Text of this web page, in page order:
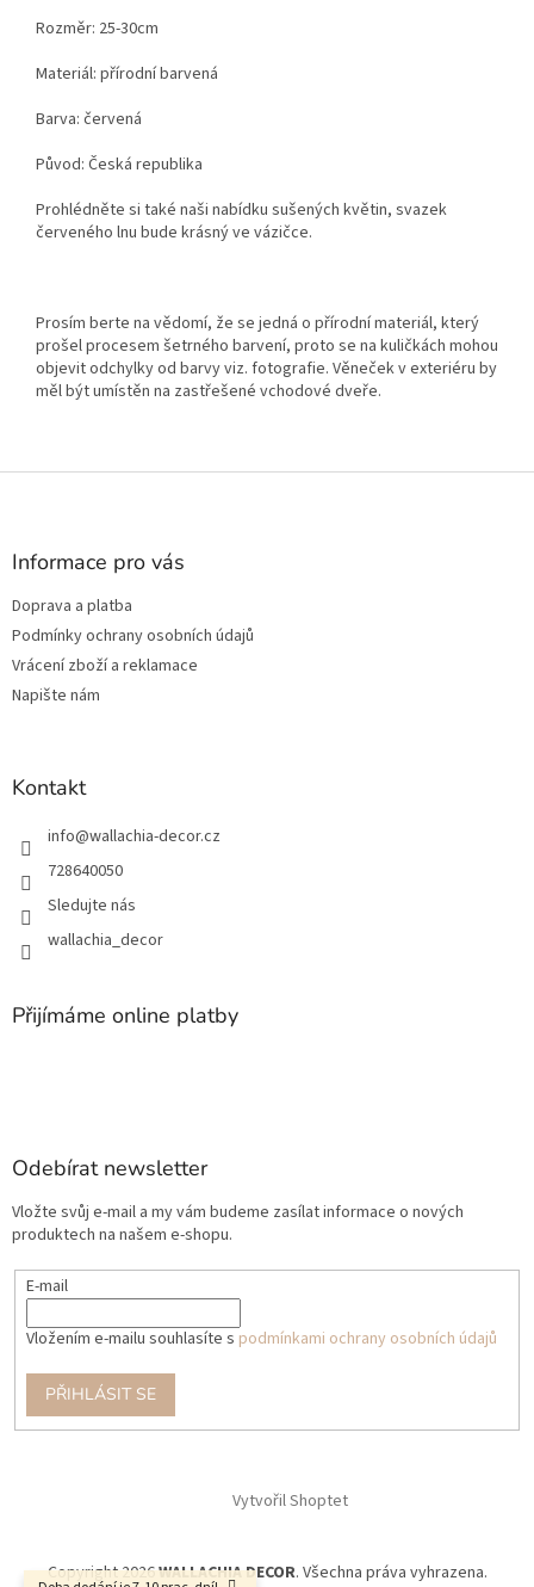
Rozměr: 25-30cm
Materiál: přírodní barvená
Barva: červená
Původ: Česká republika
Prohlédněte si také naši nabídku sušených květin, svazek
červeného lnu bude krásný ve vázičce.
Prosím berte na vědomí, že se jedná o přírodní materiál, který
prošel procesem šetrného barvení, proto se na kuličkách mohou
objevit odchylky od barvy viz. fotografie. Věneček v exteriéru by
měl být umístěn na zastřešené vchodové dveře.
Z
Informace pro vás
Doprava a platba
Podmínky ochrany osobních údajů
Vrácení zboží a reklamace
Napište nám
Kontakt
info@wallachia-decor.cz
728640050
Sledujte nás
wallachia_decor
Přijímáme online platby
Odebírat newsletter
Vložte svůj e-mail a my vám budeme zasílat informace o nových
produktech na našem e-shopu.
E-mail
Vložením e-mailu souhlasíte s podmínkami ochrany osobních údajů
PŘIHLÁSIT SE
Vytvořil Shoptet
Copyright 2026WALLACHIA DECOR. Všechna práva vyhrazena.